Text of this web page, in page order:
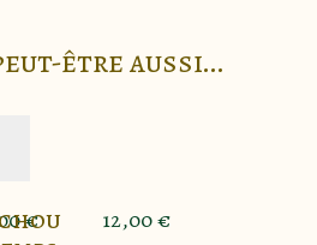
être aussi…
€ 12,00€